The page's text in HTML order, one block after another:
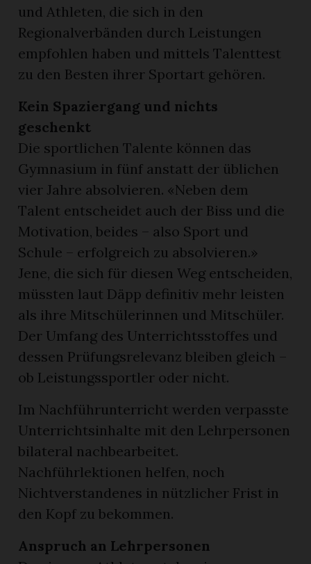
und Athleten, die sich in den
Regionalverbänden durch Leistungen
empfohlen haben und mittels Talenttest
zu den Besten ihrer Sportart gehören.
Kein Spaziergang und nichts
geschenkt
Die sportlichen Talente können das
Gymnasium in fünf anstatt der üblichen
vier Jahre absolvieren. «Neben dem
Talent entscheidet auch der Biss und die
Motivation, beides – also Sport und
Schule – erfolgreich zu absolvieren.»
Jene, die sich für diesen Weg entscheiden,
müssten laut Däpp definitiv mehr leisten
als ihre Mitschülerinnen und Mitschüler.
Der Umfang des Unterrichtsstoffes und
dessen Prüfungsrelevanz bleiben gleich –
ob Leistungssportler oder nicht.
Im Nachführunterricht werden verpasste
Unterrichtsinhalte mit den Lehrpersonen
bilateral nachbearbeitet.
Nachführlektionen helfen, noch
Nichtverstandenes in nützlicher Frist in
den Kopf zu bekommen.
Anspruch an Lehrpersonen